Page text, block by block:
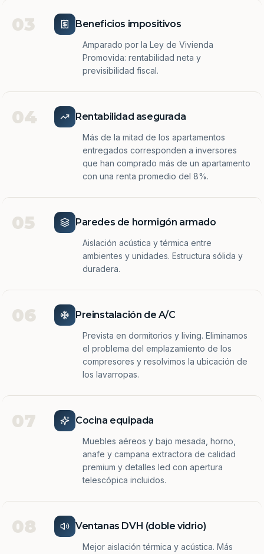
03 Beneficios impositivos
Amparado por la Ley de Vivienda
Promovida: rentabilidad neta y
previsibilidad fiscal.
04 Rentabilidad asegurada
Más de la mitad de los apartamentos
entregados corresponden a inversores
que han comprado más de un apartamento
con una renta promedio del 8%.
05 Paredes de hormigón armado
Aislación acústica y térmica entre
ambientes y unidades. Estructura sólida y
duradera.
06 Preinstalación de A/C
Prevista en dormitorios y living. Eliminamos
el problema del emplazamiento de los
compresores y resolvimos la ubicación de
los lavarropas.
07 Cocina equipada
Muebles aéreos y bajo mesada, horno,
anafe y campana extractora de calidad
premium y detalles led con apertura
telescópica incluidos.
08 Ventanas DVH (doble vidrio)
Mejor aislación térmica y acústica. Más